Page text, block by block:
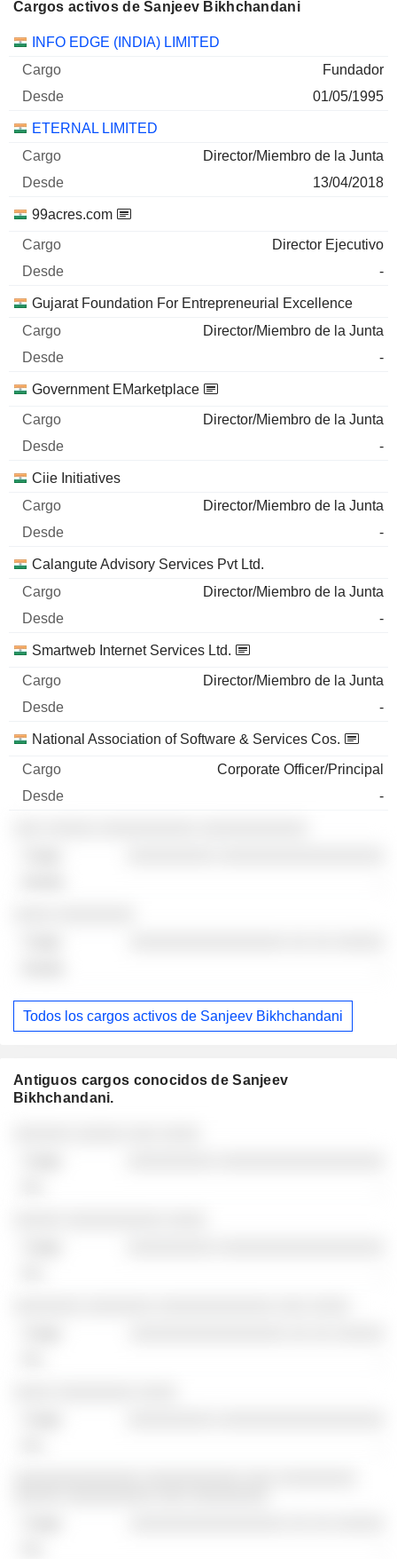
Cargos activos de Sanjeev Bikhchandani
Empresas Cargo Inicio
INFO EDGE (INDIA) LIMITED
Fundador
01/05/1995
ETERNAL LIMITED
Director/Miembro de la Junta
13/04/2018
99acres.com
Director Ejecutivo
-
Gujarat Foundation For Entrepreneurial Excellence
Director/Miembro de la Junta
-
Government EMarketplace
Director/Miembro de la Junta
-
Ciie Initiatives
Director/Miembro de la Junta
-
Calangute Advisory Services Pvt Ltd.
Director/Miembro de la Junta
-
Smartweb Internet Services Ltd.
Director/Miembro de la Junta
-
National Association of Software & Services Cos.
Corporate Officer/Principal
-
Todos los cargos activos de Sanjeev Bikhchandani
Antiguos cargos conocidos de Sanjeev
Bikhchandani.